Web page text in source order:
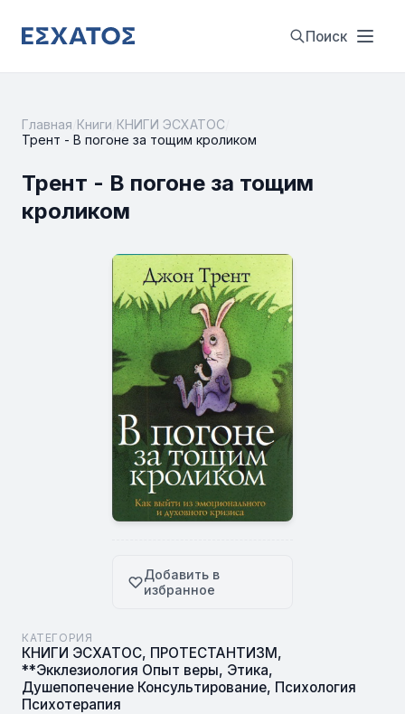
Поиск
Главная Книги КНИГИ ЭСХАТОС
Трент - В погоне за тощим кроликом
Трент - В погоне за тощим
кроликом
Добавить в
избранное
КАТЕГОРИЯ
КНИГИ ЭСХАТОС, ПРОТЕСТАНТИЗМ,
**Экклезиология Опыт веры, Этика,
Душепопечение Консультирование, Психология
Психотерапия